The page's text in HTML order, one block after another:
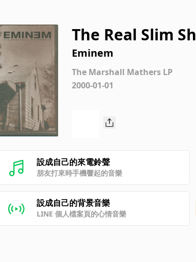
The Real Slim
Eminem
The Marshall Mathers LP
2000-01-01
設成自己的來電鈴聲
朋友打來時手機響起的音樂
設成自己的背景音樂
LINE 個人檔案頁的心情音樂